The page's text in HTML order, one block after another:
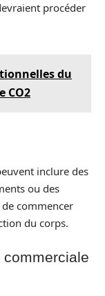
procéder
du
CO2
inclure des
ou des
commencer
du corps.